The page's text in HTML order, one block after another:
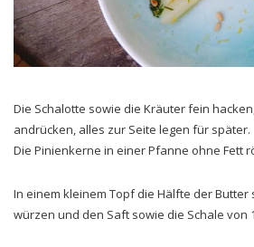
Die Schalotte sowie die Kräuter fein
andrücken, alles zur Seite legen für später.
Die Pinienkerne in einer Pfanne ohne Fett
In einem kleinem Topf die Hälfte der Butter
würzen und den Saft sowie die Schale von